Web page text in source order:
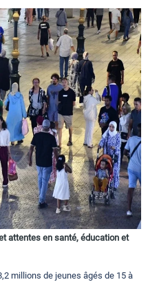
attentes en santé, éducation et
millions de jeunes âgés de 15 à